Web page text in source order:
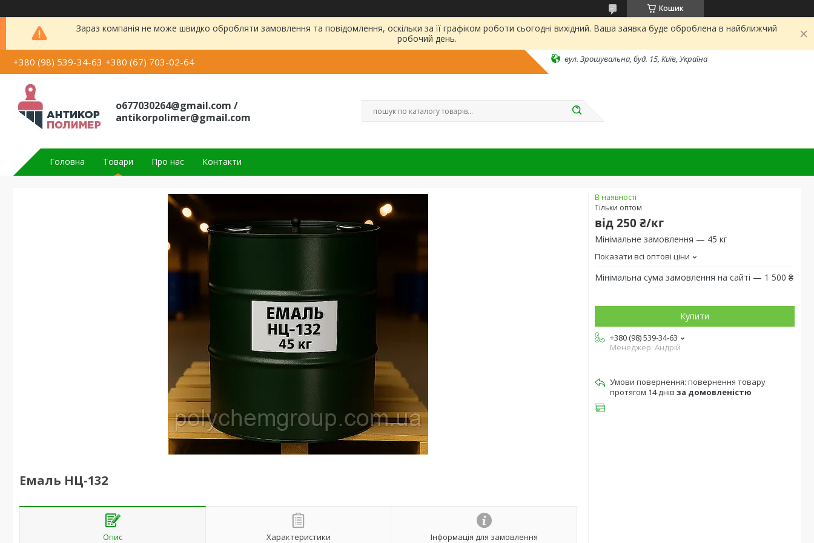
Кошик
Зараз компанія не може швидко обробляти замовлення та повідомлення, оскільки за її графіком роботи сьогодні вихідний. Ваша заявка буде оброблена в найближчий
робочий день.
+380 (98) 539-34-63 +380 (67) 703-02-64 вул. Зрошувальна, буд. 15, Київ, Україна
o677030264@gmail.com /
antikorpolimer@gmail.com
Головна Товари Про нас Контакти
Емаль НЦ-132
Опис Характеристики Інформація для замовлення
В наявності
Тільки оптом
від250 ₴/кг
Мінімальне замовлення — 45 кг
Показати всі оптові ціни
Мінімальна сума замовлення на сайті — 1 500 ₴
Купити
+380 (98) 539-34-63
Менеджер: Андрій
повернення товару
протягом 14 днів за домовленістю